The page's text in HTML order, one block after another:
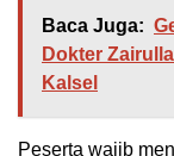
Baca Juga:
Dokter
Kalsel
Peserta wajib